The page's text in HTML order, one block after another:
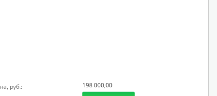
руб.: 198 000,00